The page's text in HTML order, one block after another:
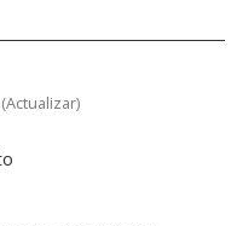
(Actualizar)